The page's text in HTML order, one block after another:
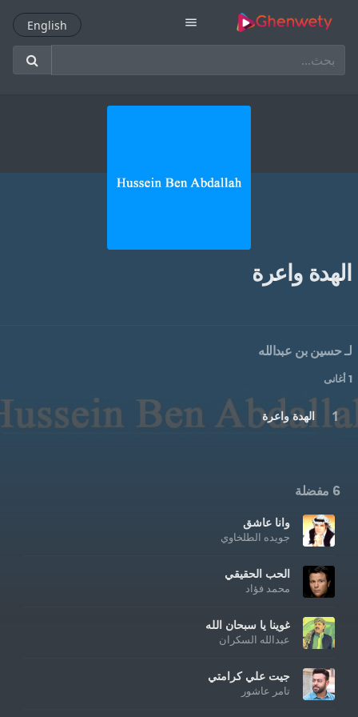
menu
English English
الهدة واعرة
لـ حسين بن عبدالله
1 أغانى
الهدة واعرة
6 مفضلة
وانا عاشق
جويده الطلخاوي
الحب الحقيقي
محمد فؤاد
غوينا يا سبحان الله
عبدالله السكران
جيت علي كرامتي
تامر عاشور